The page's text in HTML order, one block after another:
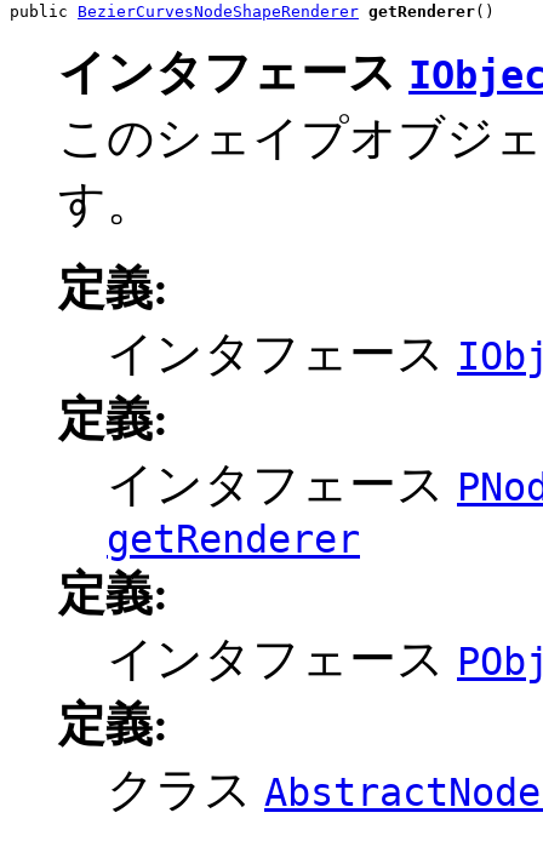
public BezierCurvesNodeShapeRenderer getRenderer()
インタフェース
このシェイプオブジ
す。
定義:
インタフェース
定義:
インタフェース
getRenderer
定義:
インタフェース
定義:
クラス